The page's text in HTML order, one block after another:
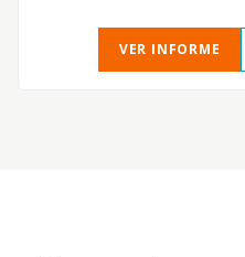
VER INFORME